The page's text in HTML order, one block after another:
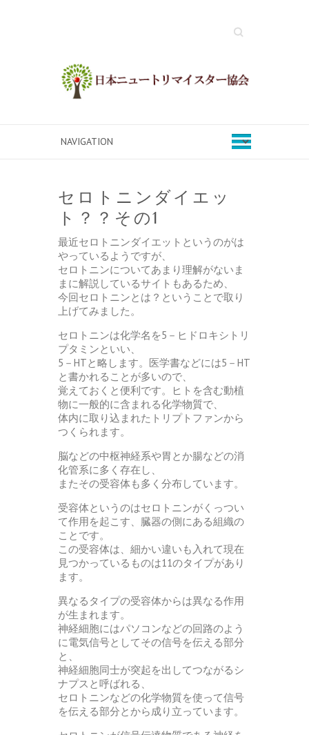
Search
セロトニンダイエッ
ト？？その1
最近セロトニンダイエットというのがは
やっているようですが、
セロトニンについてあまり理解がないま
まに解説しているサイトもあるため、
今回セロトニンとは？ということで取り
上げてみました。
セロトニンは化学名を5－ヒドロキシトリ
プタミンといい、
5－HTと略します。医学書などには5－HT
と書かれることが多いので、
覚えておくと便利です。ヒトを含む動植
物に一般的に含まれる化学物質で、
体内に取り込まれたトリプトファンから
つくられます。
脳などの中枢神経系や胃とか腸などの消
化管系に多く存在し、
またその受容体も多く分布しています。
受容体というのはセロトニンがくっつい
て作用を起こす、臓器の側にある組織の
ことです。
この受容体は、細かい違いも入れて現在
見つかっているものは11のタイプがあり
ます。
異なるタイプの受容体からは異なる作用
が生まれます。
神経細胞にはパソコンなどの回路のよう
に電気信号としてその信号を伝える部分
と、
神経細胞同士が突起を出してつながるシ
ナプスと呼ばれる、
セロトニンなどの化学物質を使って信号
を伝える部分とから成り立っています。